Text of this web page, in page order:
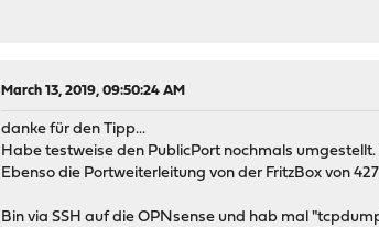
March 13, 2019, 09:50:24 AM
danke für den Tipp...
Habe testweise den PublicPort nochmals
Ebenso die Portweiterleitung von der FritzBox von
Bin via SSH auf die OPNsense und hab mal